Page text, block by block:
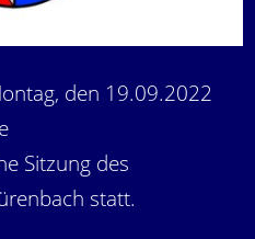
den 19.09.2022
Sitzung des
statt.